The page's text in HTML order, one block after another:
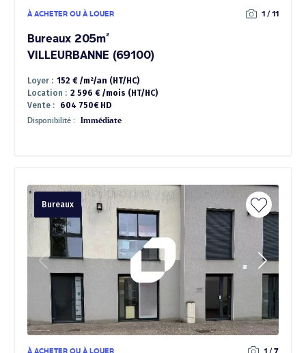
À ACHETER OU À LOUER 1 / 11
Bureaux 205m²
VILLEURBANNE (69100)
Loyer : 152 € /m²/an (HT/HC)
Location : 2 596 € /mois (HT/HC)
Vente :
604 750€ HD
Disponibilité : Immédiate
Bureaux
À ACHETER OU À LOUER 1 / 7